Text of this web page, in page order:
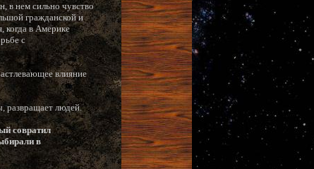
в нем сильно чувство
гражданской и
когда в Америке
с
влияние
развращает людей.
совратил
в